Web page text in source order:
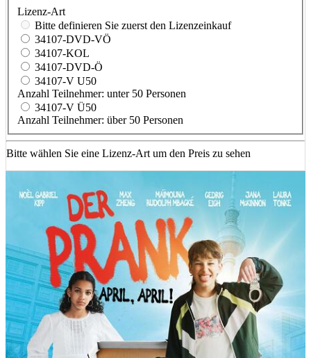
Lizenz-Art
Bitte definieren Sie zuerst den Lizenzeinkauf
34107-DVD-VÖ
34107-KOL
34107-DVD-Ö
34107-V U50
Anzahl Teilnehmer: unter 50 Personen
34107-V Ü50
Anzahl Teilnehmer: über 50 Personen
Bitte wählen Sie eine Lizenz-Art um den Preis zu sehen